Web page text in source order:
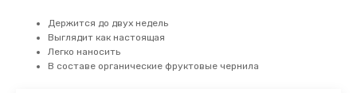
Держится до двух недель
Выглядит как настоящая
Легко наносить
В составе органические фруктовые чернила